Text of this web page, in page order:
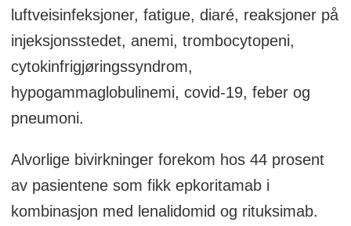
luftveisinfeksjoner, fatigue, diaré, reaksjoner på
injeksjonsstedet, anemi, trombocytopeni,
cytokinfrigjøringssyndrom,
hypogammaglobulinemi, covid-19, feber og
pneumoni.
Alvorlige bivirkninger forekom hos 44 prosent
av pasientene som fikk epkoritamab i
kombinasjon med lenalidomid og rituksimab.